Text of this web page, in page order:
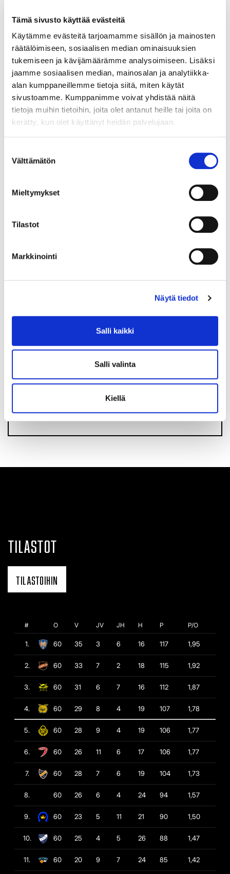
Tämä sivusto käyttää evästeitä
Käytämme evästeitä tarjoamamme sisällön ja mainosten
räätälöimiseen, sosiaalisen median ominaisuuksien
tukemiseen ja kävijämäärämme analysoimiseen. Lisäksi
jaamme sosiaalisen median, mainosalan ja analytiikka-
alan kumppaneillemme tietoja siitä, miten käytät
sivustoamme. Kumppanimme voivat yhdistää näitä
tietoja muihin tietoihin, joita olet antanut heille tai joita on
kerätty, kun olet käyttänyt heidän palvelujaan.
valinta
Välttämätön
Mieltymykset
Tilastot
Markkinointi
Näytä tiedot
Salli kaikki
Salli valinta
Kiellä
04.08.
Omatoimijakso päätökseen – joukkue
kokoontuu ensimmäisen kerran maanantaina
SEURAAVAT KOTIOTTELUT
tietosuojaselosteen
TILAA SÄHKÖPOSTIISI
TILASTOT
TILASTOIHIN
# O V JV JH H P P/O
1. 60 35 3 6 16 117 1,95
2. 60 33 7 2 18 115 1,92
3. 60 31 6 7 16 112 1,87
4. 60 29 8 4 19 107 1,78
5. 60 28 9 4 19 106 1,77
6. 60 26 11 6 17 106 1,77
7. 60 28 7 6 19 104 1,73
8. 60 26 6 4 24 94 1,57
9. 60 23 5 11 21 90 1,50
10. 60 25 4 5 26 88 1,47
11. 60 20 9 7 24 85 1,42